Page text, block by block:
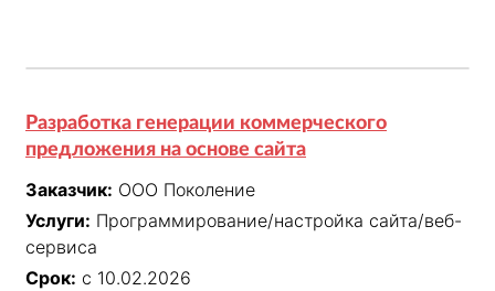
Разработка генерации коммерческого
предложения на основе сайта
Заказчик: ООО Поколение
Услуги: Программирование/настройка сайта/веб-
сервиса
Срок: с 10.02.2026